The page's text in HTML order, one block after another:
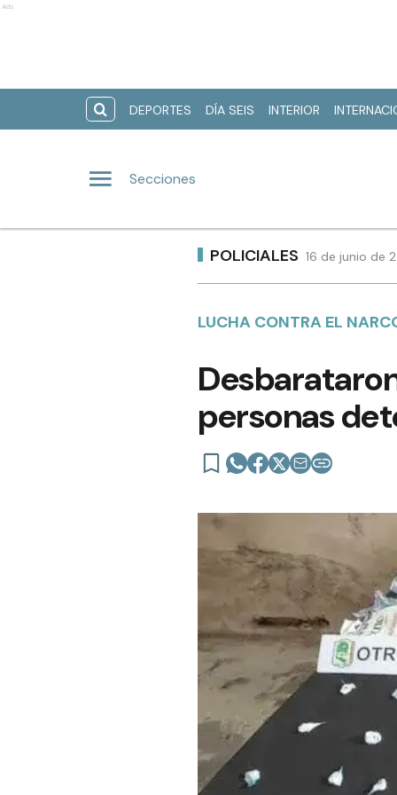
Ads
DEPORTES DÍA SEIS INTERIOR
Secciones
POLICIALES 16 de junio de
LUCHA CONTRA EL
personas